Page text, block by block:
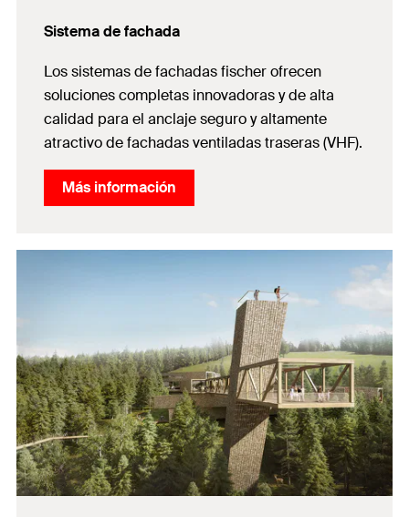
Sistema de fachada
Los sistemas de fachadas fischer ofrecen
soluciones completas innovadoras y de alta
calidad para el anclaje seguro y altamente
atractivo de fachadas ventiladas traseras (VHF).
Más información